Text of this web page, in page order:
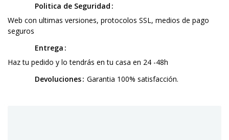
Politica de Seguridad
Web con ultimas versiones, protocolos SSL, medios de pago
seguros
Entrega
Haz tu pedido y lo tendrás en tu casa en 24 -48h
Devoluciones Garantia 100% satisfacción.